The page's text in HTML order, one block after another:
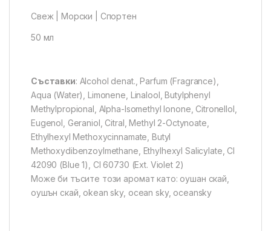
Свеж | Морски | Спортен
50 мл
Съставки: Alcohol denat., Parfum (Fragrance),
Aqua (Water), Limonene, Linalool, Butylphenyl
Methylpropional, Alpha-Isomethyl Ionone, Citronellol,
Eugenol, Geraniol, Citral, Methyl 2-Octynoate,
Ethylhexyl Methoxycinnamate, Butyl
Methoxydibenzoylmethane, Ethylhexyl Salicylate, CI
42090 (Blue 1), CI 60730 (Ext. Violet 2)
Може би тъсите този аромат като: оушан скай,
оушън скай, okean sky, ocean sky, oceansky